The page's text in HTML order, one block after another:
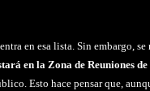
en esa lista. Sin embargo,
en la Zona de Reuniones de
Esto hace pensar que,